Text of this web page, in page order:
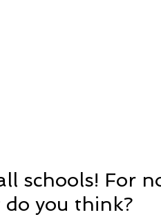
schools! For
do you think?